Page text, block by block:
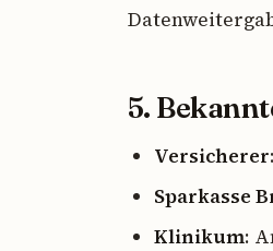
5.
Versicherer
Sparkasse
Klinikum: